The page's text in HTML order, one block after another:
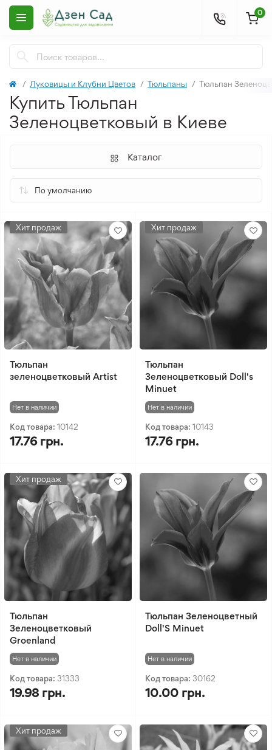
0
Луковицы и Клубни Цветов Тюльпаны Тюльпан
Купить Тюльпан
Зеленоцветковый в Киеве
Каталог
Хит продаж
Тюльпан
зеленоцветковый Artist
Нет в наличии
Код товара: 10142
17.76 грн.
Хит продаж
Тюльпан
Зеленоцветковый Doll's
Minuet
Нет в наличии
Код товара: 10143
17.76 грн.
Хит продаж
Тюльпан
Зеленоцветковый
Groenland
Нет в наличии
Код товара: 31333
19.98 грн.
Тюльпан Зеленоцветный
Doll'S Minuet
Нет в наличии
Код товара: 30162
10.00 грн.
Хит продаж